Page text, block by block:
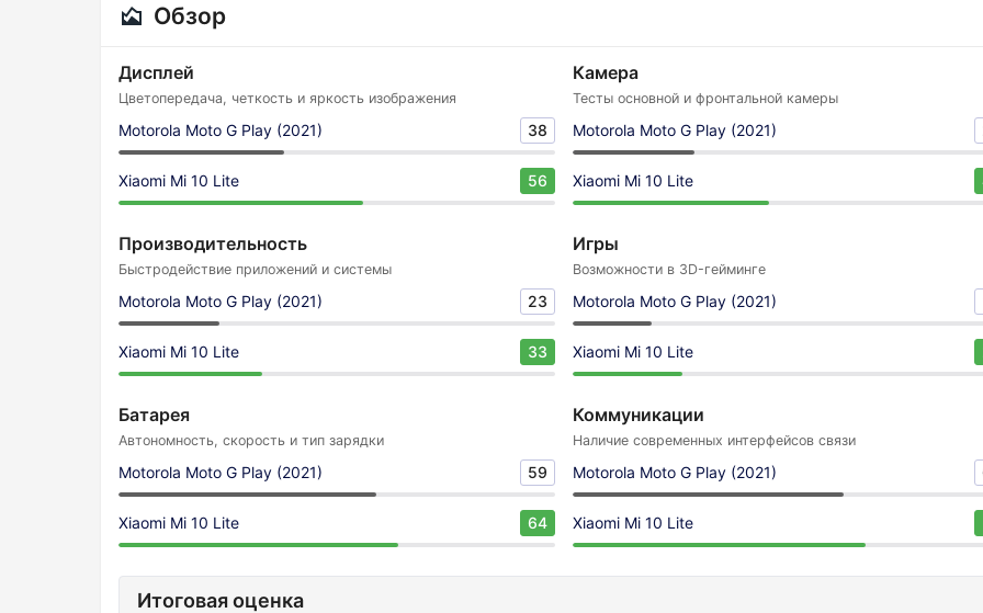
Обзор
Дисплей
Цветопередача, четкость и яркость изображения
Motorola Moto G Play (2021) 38
Xiaomi Mi 10 Lite 56
Камера
Тесты основной и фронтальной камеры
Motorola Moto G Play (2021)
Xiaomi Mi 10 Lite
Производительность
Быстродействие приложений и системы
Motorola Moto G Play (2021) 23
Xiaomi Mi 10 Lite 33
Игры
Возможности в 3D-гейминге
Motorola Moto G Play (2021)
Xiaomi Mi 10 Lite
Батарея
Автономность, скорость и тип зарядки
Motorola Moto G Play (2021) 59
Xiaomi Mi 10 Lite 64
Коммуникации
Наличие современных интерфейсов связи
Motorola Moto G Play (2021)
Xiaomi Mi 10 Lite
Итоговая оценка